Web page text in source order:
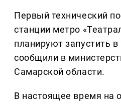
Первый технический
станции метро
планируют запустить
сообщили в
Самарской области.
В настоящее время на